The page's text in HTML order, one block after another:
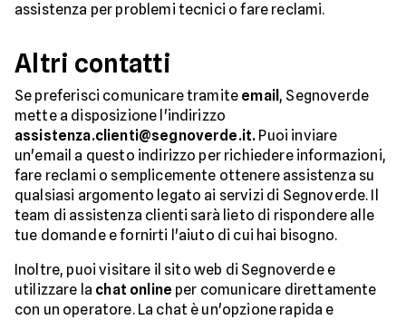
assistenza per problemi tecnici o fare reclami.
Altri contatti
Se preferisci comunicare tramite email , Segnoverde
mette a disposizione l'indirizzo
assistenza.clienti@segnoverde.it. Puoi inviare
un'email a questo indirizzo per richiedere informazioni,
fare reclami o semplicemente ottenere assistenza su
qualsiasi argomento legato ai servizi di Segnoverde. Il
team di assistenza clienti sarà lieto di rispondere alle
tue domande e fornirti l'aiuto di cui hai bisogno.
Inoltre, puoi visitare il sito web di Segnoverde e
utilizzare la chat online per comunicare direttamente
con un operatore. La chat è un'opzione rapida e